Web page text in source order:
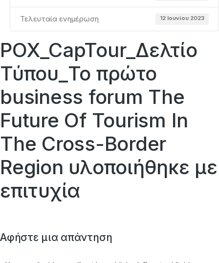
Τελευταία ενημέρωση 12 Ιουνίου 2023
POX_CapTour_Δελτίο
Τύπου_Το πρώτο
business forum The
Future Of Tourism In
The Cross-Border
Region υλοποιήθηκε με
επιτυχία
Αφήστε μια απάντηση